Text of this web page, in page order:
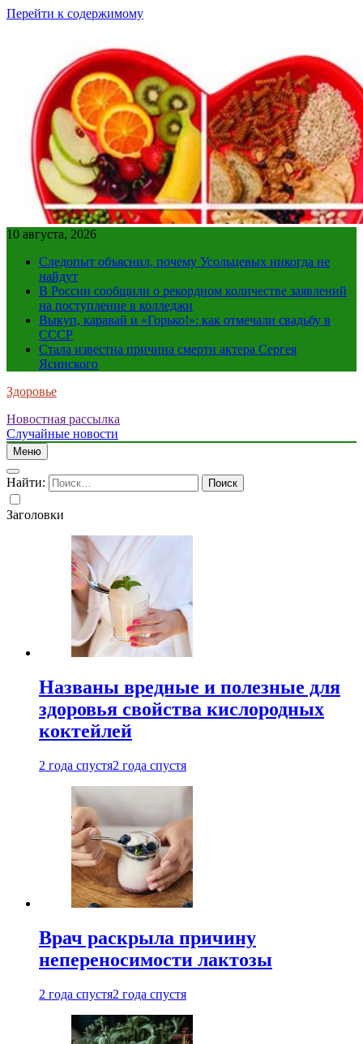
Перейти к содержимому
10 августа, 2026
Следопыт объяснил, почему Усольцевых никогда не
найдут
В России сообщили о рекордном количестве заявлений
на поступление в колледжи
Выкуп, каравай и «Горько!»: как отмечали свадьбу в
СССР
Стала известна причина смерти актера Сергея
Ясинского
Здоровье
Новостная рассылка
Случайные новости
Меню
Найти:
Заголовки
Названы вредные и полезные для
здоровья свойства кислородных
коктейлей
2 года спустя2 года спустя
Врач раскрыла причину
непереносимости лактозы
2 года спустя2 года спустя